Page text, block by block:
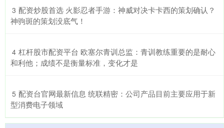
3 ​配资炒股首选 火影忍者手游：神威对决卡卡西的策划确认？
神驹斑的策划没底气！
4 ​杠杆股市配资平台 欧塞尔青训总监：青训教练重要的是耐心
和利他；成绩不是衡量标准，变化才是
5 ​配资台官网最新信息 统联精密：公司产品目前主要应用于新
型消费电子领域